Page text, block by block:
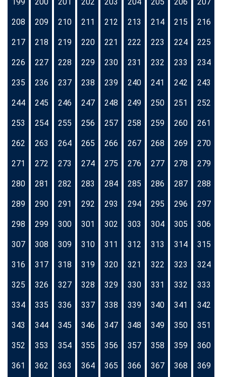
208 209 210 211 212 213 214 215 216
217 218 219 220 221 222 223 224 225
226 227 228 229 230 231 232 233 234
235 236 237 238 239 240 241 242 243
244 245 246 247 248 249 250 251 252
253 254 255 256 257 258 259 260 261
262 263 264 265 266 267 268 269 270
271 272 273 274 275 276 277 278 279
280 281 282 283 284 285 286 287 288
289 290 291 292 293 294 295 296 297
298 299 300 301 302 303 304 305 306
307 308 309 310 311 312 313 314 315
316 317 318 319 320 321 322 323 324
325 326 327 328 329 330 331 332 333
334 335 336 337 338 339 340 341 342
343 344 345 346 347 348 349 350 351
352 353 354 355 356 357 358 359 360
361 362 363 364 365 366 367 368 369